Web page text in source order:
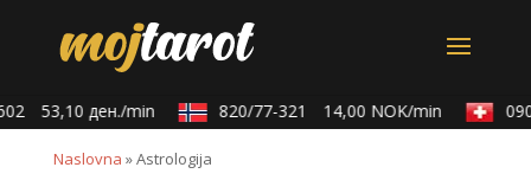
53,10 ден./min 820/77-321 14,00 NOK/min 0901/
Naslovna »Astrologija